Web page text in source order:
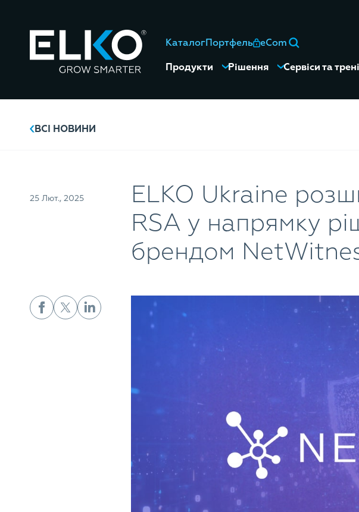
КаталогПортфель eCom
Продукти Рішення Сервіси та
ВСІ НОВИНИ
25 Лют., 2025
ELKO Ukraine
RSA у напрямку
брендом